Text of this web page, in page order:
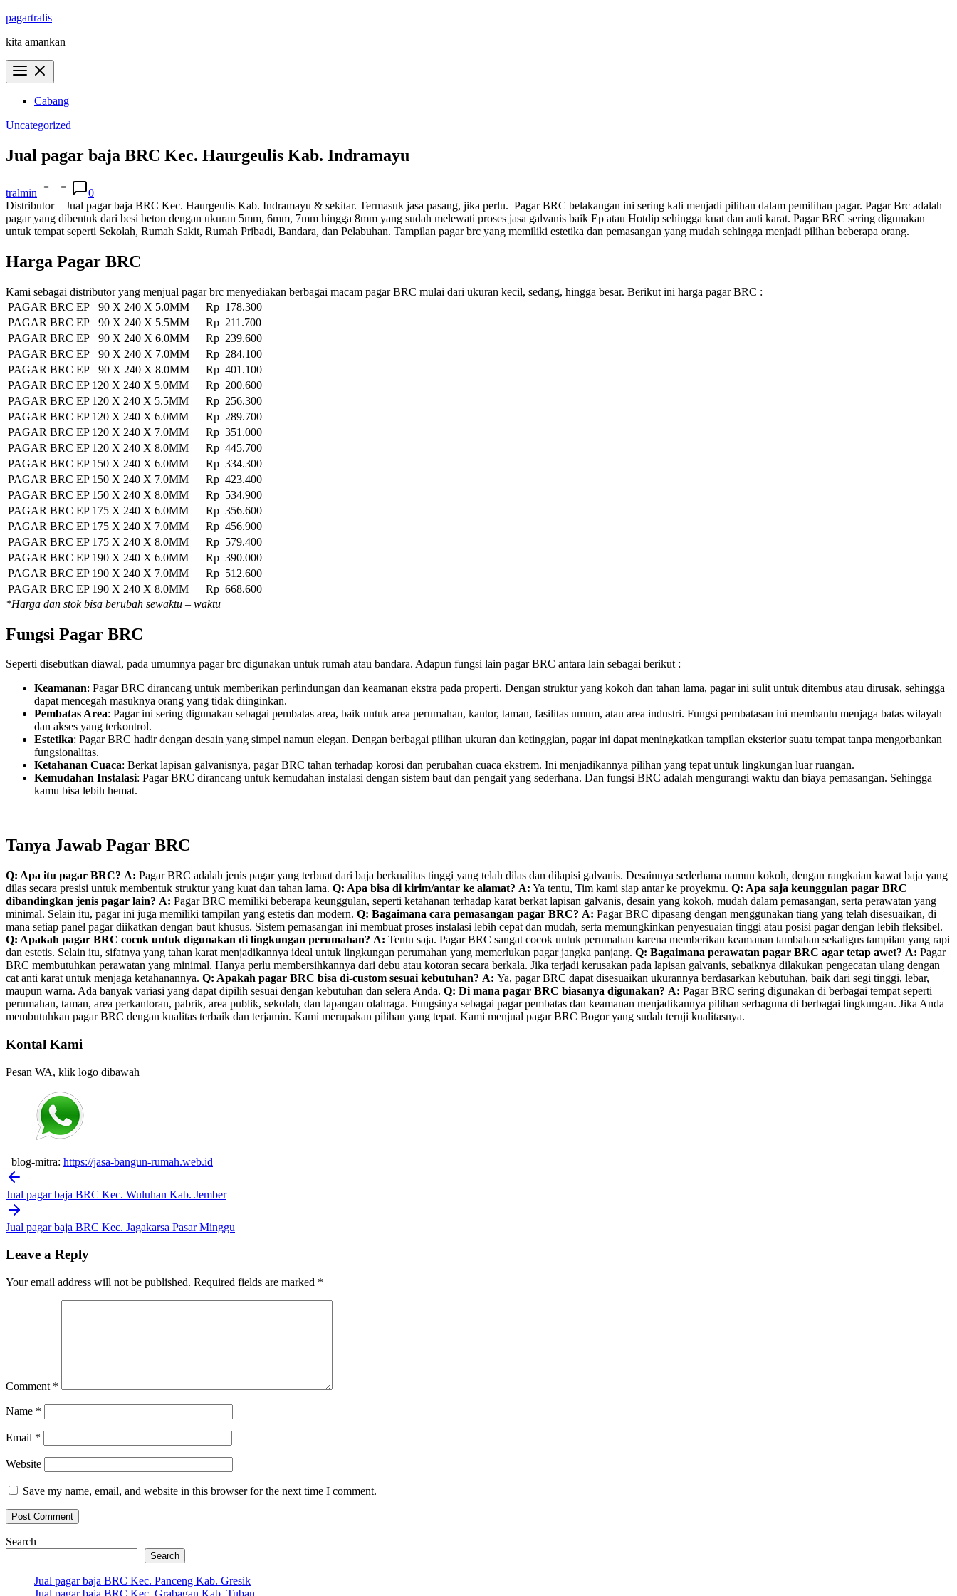
Skip
content
pagartralis
kita amankan
Cabang
Uncategorized
Jual pagar baja BRC Kec. Haurgeulis Kab. Indramayu
tralmin
0
Distributor – Jual pagar baja BRC Kec. Haurgeulis Kab. Indramayu & sekitar. Termasuk jasa pasang, jika perlu. Pagar BRC belakangan ini sering kali menjadi pilihan dalam pemilihan pagar. Pagar Brc adalah
pagar yang dibentuk dari besi beton dengan ukuran 5mm, 6mm, 7mm hingga 8mm yang sudah melewati proses jasa galvanis baik Ep atau Hotdip sehingga kuat dan anti karat. Pagar BRC sering digunakan
untuk tempat seperti Sekolah, Rumah Sakit, Rumah Pribadi, Bandara, dan Pelabuhan. Tampilan pagar brc yang memiliki estetika dan pemasangan yang mudah sehingga menjadi pilihan beberapa orang.
Harga Pagar BRC
Kami sebagai distributor yang menjual pagar brc menyediakan berbagai macam pagar BRC mulai dari ukuran kecil, sedang, hingga besar. Berikut ini harga pagar BRC :
PAGAR BRC EP 90 X 240 X 5.0MM
Rp 178.300
PAGAR BRC EP 90 X 240 X 5.5MM
Rp 211.700
PAGAR BRC EP 90 X 240 X 6.0MM
Rp 239.600
PAGAR BRC EP 90 X 240 X 7.0MM
Rp 284.100
PAGAR BRC EP 90 X 240 X 8.0MM
Rp 401.100
PAGAR BRC EP 120 X 240 X 5.0MM
Rp 200.600
PAGAR BRC EP 120 X 240 X 5.5MM
Rp 256.300
PAGAR BRC EP 120 X 240 X 6.0MM
Rp 289.700
PAGAR BRC EP 120 X 240 X 7.0MM
Rp 351.000
PAGAR BRC EP 120 X 240 X 8.0MM
Rp 445.700
PAGAR BRC EP 150 X 240 X 6.0MM
Rp 334.300
PAGAR BRC EP 150 X 240 X 7.0MM
Rp 423.400
PAGAR BRC EP 150 X 240 X 8.0MM
Rp 534.900
PAGAR BRC EP 175 X 240 X 6.0MM
Rp 356.600
PAGAR BRC EP 175 X 240 X 7.0MM
Rp 456.900
PAGAR BRC EP 175 X 240 X 8.0MM
Rp 579.400
PAGAR BRC EP 190 X 240 X 6.0MM
Rp 390.000
PAGAR BRC EP 190 X 240 X 7.0MM
Rp 512.600
PAGAR BRC EP 190 X 240 X 8.0MM
Rp 668.600
*Harga dan stok bisa berubah sewaktu – waktu
Fungsi Pagar BRC
Seperti disebutkan diawal, pada umumnya pagar brc digunakan untuk rumah atau bandara. Adapun fungsi lain pagar BRC antara lain sebagai berikut :
Keamanan: Pagar BRC dirancang untuk memberikan perlindungan dan keamanan ekstra pada properti. Dengan struktur yang kokoh dan tahan lama, pagar ini sulit untuk ditembus atau dirusak, sehingga
dapat mencegah masuknya orang yang tidak diinginkan.
Pembatas Area: Pagar ini sering digunakan sebagai pembatas area, baik untuk area perumahan, kantor, taman, fasilitas umum, atau area industri. Fungsi pembatasan ini membantu menjaga batas wilayah
dan akses yang terkontrol.
Estetika: Pagar BRC hadir dengan desain yang simpel namun elegan. Dengan berbagai pilihan ukuran dan ketinggian, pagar ini dapat meningkatkan tampilan eksterior suatu tempat tanpa mengorbankan
fungsionalitas.
Ketahanan Cuaca: Berkat lapisan galvanisnya, pagar BRC tahan terhadap korosi dan perubahan cuaca ekstrem. Ini menjadikannya pilihan yang tepat untuk lingkungan luar ruangan.
Kemudahan Instalasi: Pagar BRC dirancang untuk kemudahan instalasi dengan sistem baut dan pengait yang sederhana. Dan fungsi BRC adalah mengurangi waktu dan biaya pemasangan. Sehingga
kamu bisa lebih hemat.
Tanya Jawab Pagar BRC
Q: Apa itu pagar BRC? A: Pagar BRC adalah jenis pagar yang terbuat dari baja berkualitas tinggi yang telah dilas dan dilapisi galvanis. Desainnya sederhana namun kokoh, dengan rangkaian kawat baja yang
dilas secara presisi untuk membentuk struktur yang kuat dan tahan lama. Q: Apa bisa di kirim/antar ke alamat? A: Ya tentu, Tim kami siap antar ke proyekmu. Q: Apa saja keunggulan pagar BRC
dibandingkan jenis pagar lain? A: Pagar BRC memiliki beberapa keunggulan, seperti ketahanan terhadap karat berkat lapisan galvanis, desain yang kokoh, mudah dalam pemasangan, serta perawatan yang
minimal. Selain itu, pagar ini juga memiliki tampilan yang estetis dan modern. Q: Bagaimana cara pemasangan pagar BRC? A: Pagar BRC dipasang dengan menggunakan tiang yang telah disesuaikan, di
mana setiap panel pagar diikatkan dengan baut khusus. Sistem pemasangan ini membuat proses instalasi lebih cepat dan mudah, serta memungkinkan penyesuaian tinggi atau posisi pagar dengan lebih fleksibel.
Q: Apakah pagar BRC cocok untuk digunakan di lingkungan perumahan? A: Tentu saja. Pagar BRC sangat cocok untuk perumahan karena memberikan keamanan tambahan sekaligus tampilan yang rapi
dan estetis. Selain itu, sifatnya yang tahan karat menjadikannya ideal untuk lingkungan perumahan yang memerlukan pagar jangka panjang. Q: Bagaimana perawatan pagar BRC agar tetap awet? A: Pagar
BRC membutuhkan perawatan yang minimal. Hanya perlu membersihkannya dari debu atau kotoran secara berkala. Jika terjadi kerusakan pada lapisan galvanis, sebaiknya dilakukan pengecatan ulang dengan
cat anti karat untuk menjaga ketahanannya. Q: Apakah pagar BRC bisa di-custom sesuai kebutuhan? A: Ya, pagar BRC dapat disesuaikan ukurannya berdasarkan kebutuhan, baik dari segi tinggi, lebar,
maupun warna. Ada banyak variasi yang dapat dipilih sesuai dengan kebutuhan dan selera Anda. Q: Di mana pagar BRC biasanya digunakan? A: Pagar BRC sering digunakan di berbagai tempat seperti
perumahan, taman, area perkantoran, pabrik, area publik, sekolah, dan lapangan olahraga. Fungsinya sebagai pagar pembatas dan keamanan menjadikannya pilihan serbaguna di berbagai lingkungan. Jika Anda
membutuhkan pagar BRC dengan kualitas terbaik dan terjamin. Kami merupakan pilihan yang tepat. Kami menjual pagar BRC Bogor yang sudah teruji kualitasnya.
Kontal Kami
Pesan WA, klik logo dibawah
blog-mitra: https://jasa-bangun-rumah.web.id
Post
navigation
Jual pagar baja BRC Kec. Wuluhan Kab. Jember
Jual pagar baja BRC Kec. Jagakarsa Pasar Minggu
Leave a Reply
Your email address will not be published. Required fields are marked *
Comment *
Name *
Email *
Website
Save my name, email, and website in this browser for the next time I comment.
Search
Search
Jual pagar baja BRC Kec. Panceng Kab. Gresik